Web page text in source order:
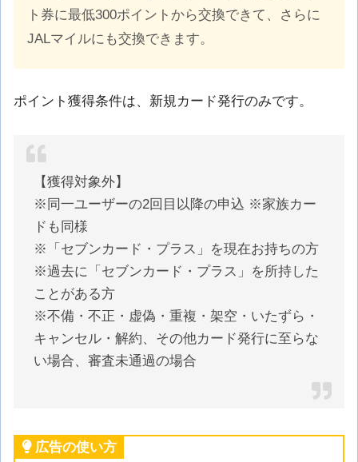
ト券に最低300ポイントから交換できて、さらに
JALマイルにも交換できます。
ポイント獲得条件は、新規カード発行のみです。
【獲得対象外】
※同一ユーザーの2回目以降の申込 ※家族カー
ドも同様
※「セブンカード・プラス」を現在お持ちの方
※過去に「セブンカード・プラス」を所持した
ことがある方
※不備・不正・虚偽・重複・架空・いたずら・
キャンセル・解約、その他カード発行に至らな
い場合、審査未通過の場合
広告の使い方